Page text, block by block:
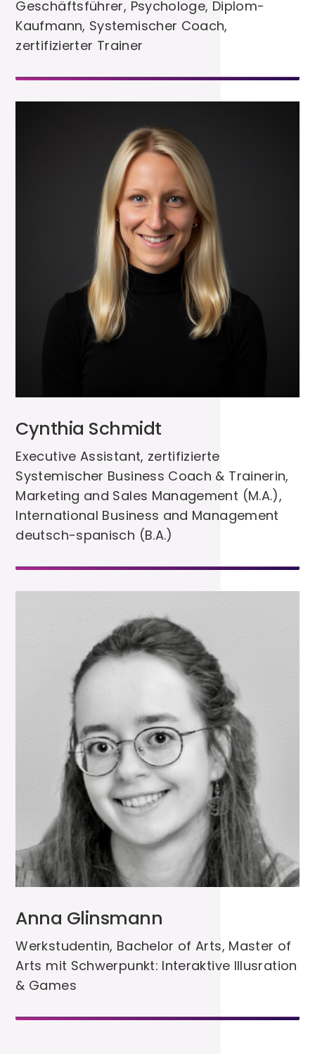
Geschäftsführer, Psychologe, Diplom-
Kaufmann, Systemischer Coach,
zertifizierter Trainer
Cynthia Schmidt
Executive Assistant, zertifizierte
Systemischer Business Coach & Trainerin,
Marketing and Sales Management (M.A.),
International Business and Management
deutsch-spanisch (B.A.)
Anna Glinsmann
Werkstudentin, Bachelor of Arts, Master of
Arts mit Schwerpunkt: Interaktive Illusration
& Games